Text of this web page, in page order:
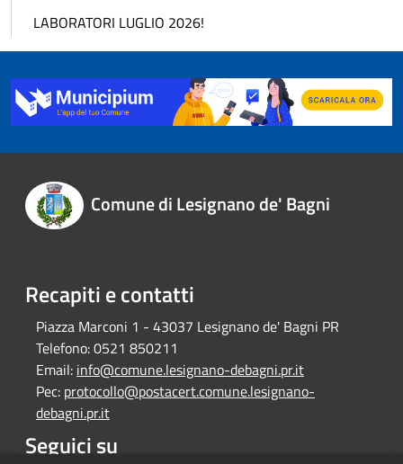
LABORATORI LUGLIO 2026!
Comune di Lesignano de' Bagni
Recapiti e contatti
Piazza Marconi 1 - 43037 Lesignano de' Bagni PR
Telefono:0521 850211
Email: info@comune.lesignano-debagni.pr.it
Pec: protocollo@postacert.comune.lesignano-
debagni.pr.it
Seguici su